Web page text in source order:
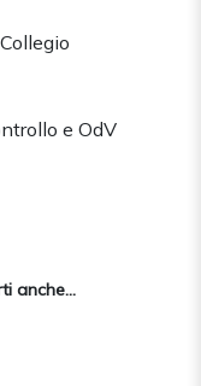
e OdV
anche...